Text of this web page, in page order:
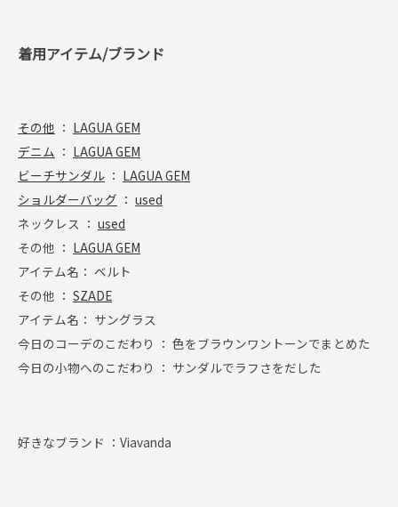
着用アイテム/ブランド
その他 ： LAGUA GEM
デニム ： LAGUA GEM
ビーチサンダル ： LAGUA GEM
ショルダーバッグ ： used
ネックレス ： used
その他 ： LAGUA GEM
アイテム名： ベルト
その他 ： SZADE
アイテム名： サングラス
今日のコーデのこだわり ： 色をブラウンワントーンでまとめた
今日の小物へのこだわり ： サンダルでラフさをだした
好きなブランド ： Viavanda